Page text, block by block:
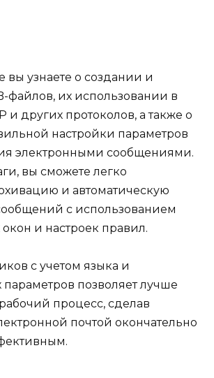
вы узнаете о создании и
файлов, их использовании в
и других протоколов, а также о
настройки параметров
электронными сообщениями.
вы сможете легко
и автоматическую
с использованием
и настроек правил.
с учетом языка и
позволяет лучше
процесс, сделав
почтой окончательно